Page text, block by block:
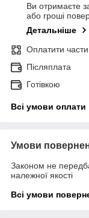
Ви отримаєте
або гроші
Детальніше
Оплатити
Післяплата
Готівкою
Всі умови оплати
Умови
Законом не
належної якості
Всі умови